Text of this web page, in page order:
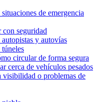
de emergencia
seguridad
y autovías
circular de forma segura
cerca de vehículos pesados
visibilidad o problemas de